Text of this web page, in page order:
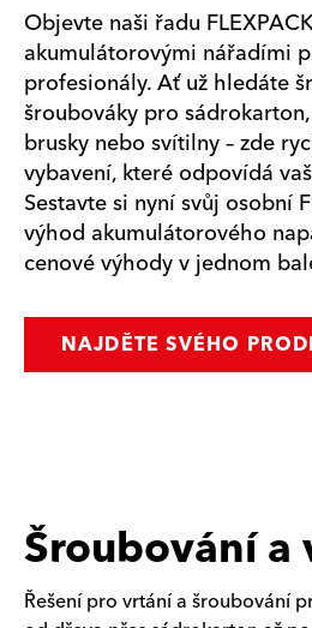
Objevte naši řadu
akumulátorovými nářadími
profesionály. Ať už hledáte
šroubováky pro
brusky nebo svítilny – zde
vybavení, které odpovídá
Sestavte si nyní svůj osobní
výhod akumulátorového
cenové výhody v jednom
NAJDĚTE SVÉHO
Šroubování
Řešení pro vrtání a šroubování